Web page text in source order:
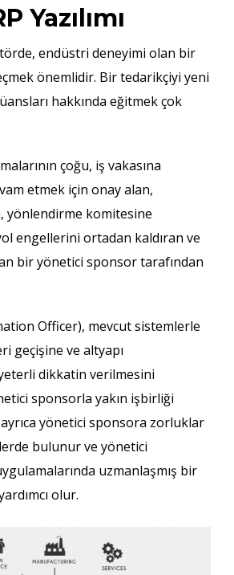
Yazılımı
endüstri deneyimi olan bir
önemlidir. Bir tedarikçiyi yeni
hakkında eğitmek çok
çoğu, iş vakasına
etmek için onay alan,
yönlendirme komitesine
engellerini ortadan kaldıran ve
bir yönetici sponsor tarafından
Officer), mevcut sistemlerle
geçişine ve altyapı
dikkatin verilmesini
sponsorla yakın işbirliği
ayrıca yönetici sponsora zorluklar
bulunur ve yönetici
uzmanlaşmış bir
olur.